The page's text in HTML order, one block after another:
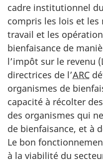
cadre institutionnel
compris les lois et
travail et les
bienfaisance de
l’impôt sur le revenu
directrices de l’ARC
organismes de
capacité à récolter
des organismes qui
de bienfaisance, et à
Le bon
à la viabilité du